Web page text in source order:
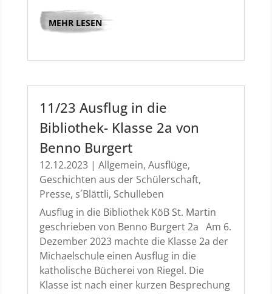
MEHR LESEN
11/23 Ausflug in die
Bibliothek- Klasse 2a von
Benno Burgert
12.12.2023| Allgemein, Ausflüge,
Geschichten aus der Schülerschaft,
Presse, s´Blättli, Schulleben
Ausflug in die Bibliothek KöB St. Martin
geschrieben von Benno Burgert 2a Am 6.
Dezember 2023 machte die Klasse 2a der
Michaelschule einen Ausflug in die
katholische Bücherei von Riegel. Die
Klasse ist nach einer kurzen Besprechung